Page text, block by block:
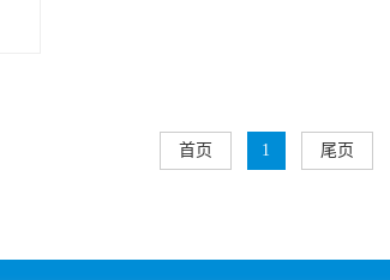
首页 1 尾页